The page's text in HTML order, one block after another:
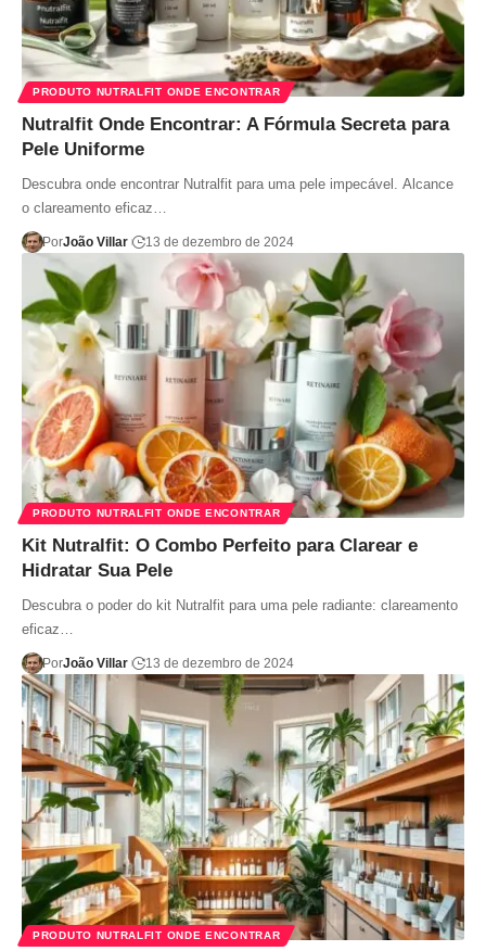
PRODUTO NUTRALFIT ONDE ENCONTRAR
Nutralfit Onde Encontrar: A Fórmula Secreta para
Pele Uniforme
Descubra onde encontrar Nutralfit para uma pele impecável. Alcance
o clareamento eficaz…
PorJoão Villar 13 de dezembro de 2024
PRODUTO NUTRALFIT ONDE ENCONTRAR
Kit Nutralfit: O Combo Perfeito para Clarear e
Hidratar Sua Pele
Descubra o poder do kit Nutralfit para uma pele radiante: clareamento
eficaz…
PorJoão Villar 13 de dezembro de 2024
PRODUTO NUTRALFIT ONDE ENCONTRAR